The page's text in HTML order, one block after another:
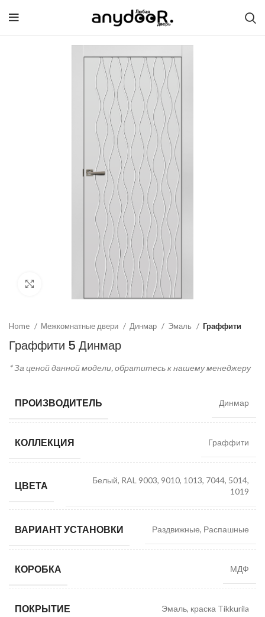
Click to enlarge
Home Межкомнатные двери Динмар Эмаль Граффити
Граффити 5 Динмар
* За ценой данной модели, обратитесь к нашему менеджеру
ПРОИЗВОДИТЕЛЬ Динмар
КОЛЛЕКЦИЯ Граффити
ЦВЕТА
Белый, RAL 9003, 9010, 1013, 7044, 5014,
1019
ВАРИАНТ УСТАНОВКИ Раздвижные, Распашные
КОРОБКА МДФ
ПОКРЫТИЕ Эмаль, краска Tikkurila